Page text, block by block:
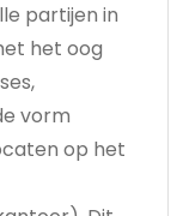
partijen in
het oog
vorm
op het